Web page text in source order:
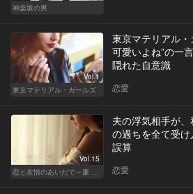
神楽坂の男
Vol.1
東京マテリアル・ガールズ
東京マテリアル・
可愛いよね”の一
隠れた自意識
恋愛
Vol.15
恋と友情のあいだで～廉 Ver.～
夫の浮気相手が
の過ちを全て受
誤算
恋愛